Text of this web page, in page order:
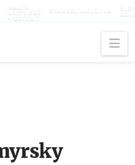
MAATA
NÄKYVISSÄ
-FESTARIT
EVANKELIUMIJUHLA